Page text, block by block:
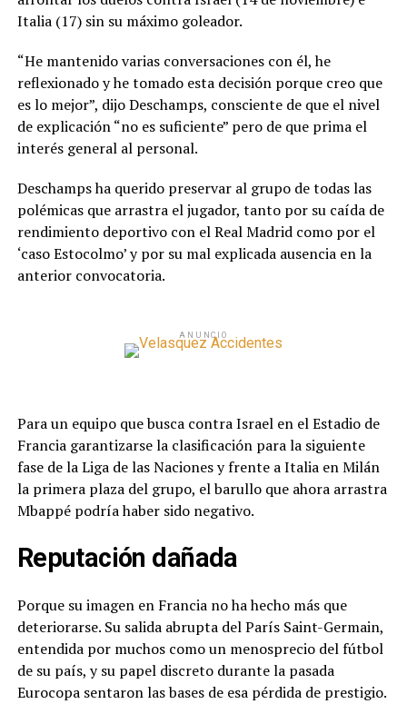
Italia (17) sin su máximo goleador.
“He mantenido varias conversaciones con él, he
reflexionado y he tomado esta decisión porque creo que
es lo mejor”, dijo Deschamps, consciente de que el nivel
de explicación “no es suficiente” pero de que prima el
interés general al personal.
Deschamps ha querido preservar al grupo de todas las
polémicas que arrastra el jugador, tanto por su caída de
rendimiento deportivo con el Real Madrid como por el
‘caso Estocolmo’ y por su mal explicada ausencia en la
anterior convocatoria.
ANUNCIO
Para un equipo que busca contra Israel en el Estadio de
Francia garantizarse la clasificación para la siguiente
fase de la Liga de las Naciones y frente a Italia en Milán
la primera plaza del grupo, el barullo que ahora arrastra
Mbappé podría haber sido negativo.
Reputación dañada
Porque su imagen en Francia no ha hecho más que
deteriorarse. Su salida abrupta del París Saint-Germain,
entendida por muchos como un menosprecio del fútbol
de su país, y su papel discreto durante la pasada
Eurocopa sentaron las bases de esa pérdida de prestigio.